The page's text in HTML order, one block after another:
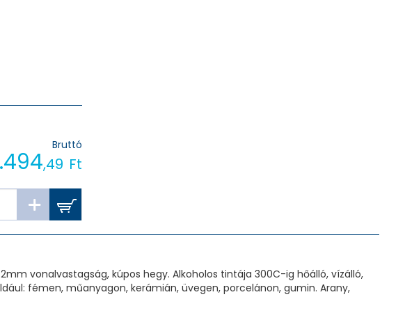
Bruttó
,49 Ft
vonalvastagság, kúpos hegy. Alkoholos tintája 300C-ig hőálló, vízálló,
fémen, műanyagon, kerámián, üvegen, porcelánon, gumin. Arany,